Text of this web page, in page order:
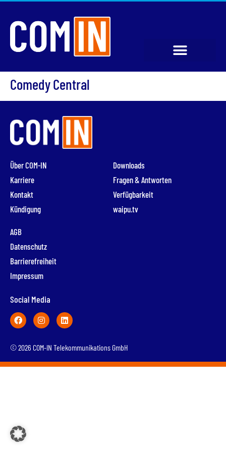
Comedy Central
Über COM-IN
Karriere
Kontakt
Kündigung
Downloads
Fragen & Antworten
Verfügbarkeit
waipu.tv
AGB
Datenschutz
Barrierefreiheit
Impressum
Social Media
© 2026 COM-IN Telekommunikations GmbH